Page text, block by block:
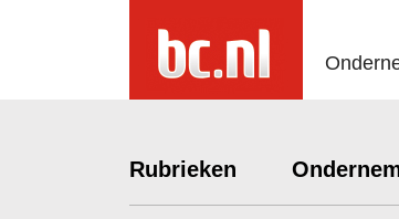
Rubrieken